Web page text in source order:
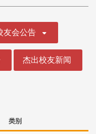
友会公告
杰出校友新闻
类别